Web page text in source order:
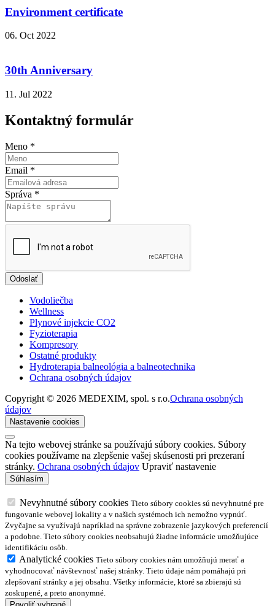
Environment certificate
06. Oct 2022
30th Anniversary
11. Jul 2022
Kontaktný formulár
Meno *
Email *
Správa *
Odoslať
Vodoliečba
Wellness
Plynové injekcie CO2
Fyzioterapia
Kompresory
Ostatné produkty
Hydroterapia balneológia a balneotechnika
Ochrana osobných údajov
Copyright © 2026 MEDEXIM, spol. s r.o.Ochrana osobných
údajov
Nastavenie cookies
Na tejto webovej stránke sa používajú súbory cookies. Súbory
cookies používame na zlepšenie vašej skúsenosti pri prezeraní
stránky. Ochrana osobných údajov Upraviť nastavenie
Nevyhnutné súbory cookies Tieto súbory cookies sú nevyhnutné pre
fungovanie webovej lokality a v našich systémoch ich nemožno vypnúť.
Zvyčajne sa využívajú napríklad na správne zobrazenie jazykových preferencií
a podobne. Tieto súbory cookies neobsahujú žiadne informácie umožňujúce
identifikáciu osôb.
Analytické cookies Tieto súbory cookies nám umožňujú merať a
vyhodnocovať návštevnosť našej stránky. Tieto údaje nám pomáhajú pri
zlepšovaní stránky a jej obsahu. Všetky informácie, ktoré sa zbierajú sú
zoskupené, a preto anonymné.